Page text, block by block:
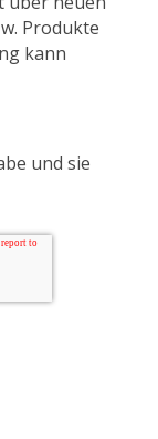
Produkte
kann
und sie